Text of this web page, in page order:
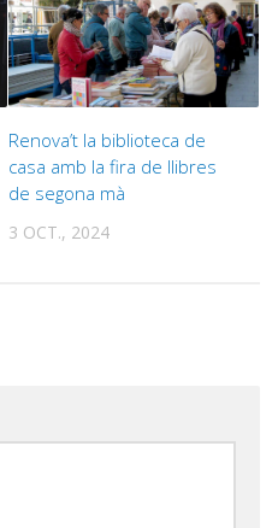
Renova’t la biblioteca de
casa amb la fira de llibres
de segona mà
3 OCT., 2024